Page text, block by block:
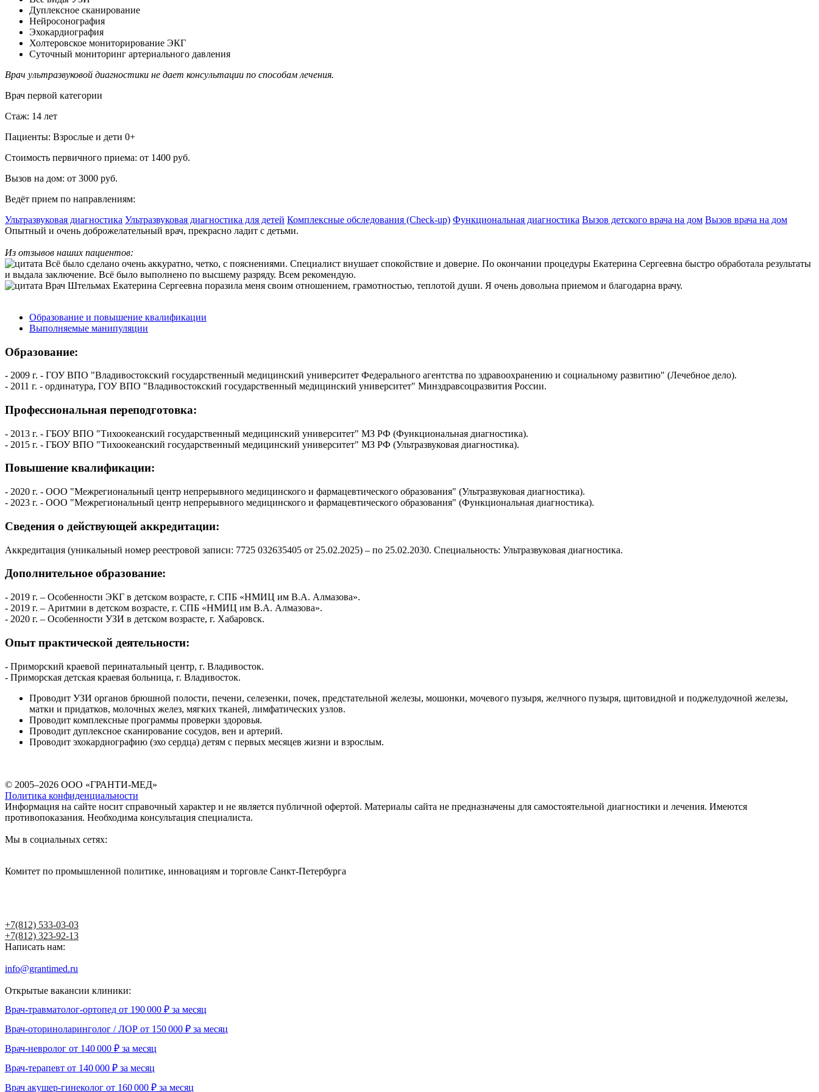
Дуплексное сканирование
Нейросонография
Эхокардиография
Холтеровское мониторирование ЭКГ
Суточный мониторинг артериального давления
Врач ультразвуковой диагностики не дает консультации по способам лечения.
Врач первой категории
Стаж: 14 лет
Пациенты: Взрослые и дети 0+
Стоимость первичного приема: от 1400 руб.
Вызов на дом: от 3000 руб.
Ведёт прием по направлениям:
Ультразвуковая диагностика Ультразвуковая диагностика для детей Комплексные обследования (Сheck-up) Функциональная диагностика Вызов детского врача на дом Вызов врача на дом
Опытный и очень доброжелательный врач, прекрасно ладит с детьми.
Из отзывов наших пациентов:
Всё было сделано очень аккуратно, четко, с пояснениями. Специалист внушает спокойствие и доверие. По окончании процедуры Екатерина Сергеевна быстро обработала результаты
и выдала заключение. Всё было выполнено по высшему разряду. Всем рекомендую.
Врач Штельмах Екатерина Сергеевна поразила меня своим отношением, грамотностью, теплотой души. Я очень довольна приемом и благодарна врачу.
Образование и повышение квалификации
Выполняемые манипуляции
Образование:
- 2009 г. - ГОУ ВПО "Владивостокский государственный медицинский университет Федерального агентства по здравоохранению и социальному развитию" (Лечебное дело).
- 2011 г. - ординатура, ГОУ ВПО "Владивостокский государственный медицинский университет" Минздравсоцразвития России.
Профессиональная переподготовка:
- 2013 г. - ГБОУ ВПО "Тихоокеанский государственный медицинский университет" МЗ РФ (Функциональная диагностика).
- 2015 г. - ГБОУ ВПО "Тихоокеанский государственный медицинский университет" МЗ РФ (Ультразвуковая диагностика).
Повышение квалификации:
- 2020 г. - ООО "Межрегиональный центр непрерывного медицинского и фармацевтического образования" (Ультразвуковая диагностика).
- 2023 г. - ООО "Межрегиональный центр непрерывного медицинского и фармацевтического образования" (Функциональная диагностика).
Сведения о действующей аккредитации:
Аккредитация (уникальный номер реестровой записи: 7725 032635405 от 25.02.2025) – по 25.02.2030. Специальность: Ультразвуковая диагностика.
Дополнительное образование:
- 2019 г. – Особенности ЭКГ в детском возрасте, г. СПБ «НМИЦ им В.А. Алмазова».
- 2019 г. – Аритмии в детском возрасте, г. СПБ «НМИЦ им В.А. Алмазова».
- 2020 г. – Особенности УЗИ в детском возрасте, г. Хабаровск.
Опыт практической деятельности:
- Приморский краевой перинатальный центр, г. Владивосток.
- Приморская детская краевая больница, г. Владивосток.
Проводит УЗИ органов брюшной полости, печени, селезенки, почек, предстательной железы, мошонки, мочевого пузыря, желчного пузыря, щитовидной и поджелудочной железы,
матки и придатков, молочных желез, мягких тканей, лимфатических узлов.
Проводит комплексные программы проверки здоровья.
Проводит дуплексное сканирование сосудов, вен и артерий.
Проводит эхокардиографию (эхо сердца) детям с первых месяцев жизни и взрослым.
© 2005–2026 ООО «ГРАНТИ-МЕД»
Политика конфиденциальности
Информация на сайте носит справочный характер и не является публичной офертой. Материалы сайта не предназначены для самостоятельной диагностики и лечения. Имеются
противопоказания. Необходима консультация специалиста.
Мы в социальных сетях:
Комитет по промышленной политике, инновациям и торговле Санкт-Петербурга
+7(812) 533-03-03
+7(812) 323-92-13
Написать нам:
info@grantimed.ru
Открытые вакансии клиники:
Врач-травматолог-ортопед от 190 000 ₽ за месяц
Врач-оториноларинголог / ЛОР от 150 000 ₽ за месяц
Врач-невролог от 140 000 ₽ за месяц
Врач-терапевт от 140 000 ₽ за месяц
Врач акушер-гинеколог от 160 000 ₽ за месяц